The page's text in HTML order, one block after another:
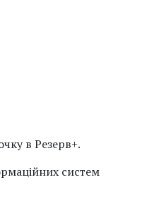
в Резерв+.
систем